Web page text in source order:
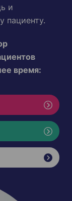
и
пациенту.
время: